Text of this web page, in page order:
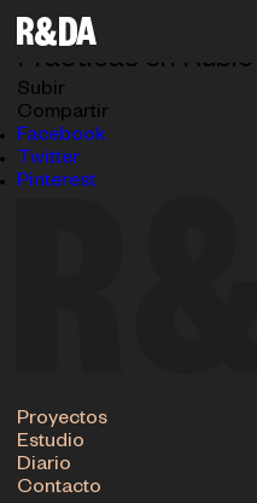
29.05.2024
Prácticas en
Subir
Compartir
Facebook
Twitter
Pinterest
Proyectos
Estudio
Diario
Contacto